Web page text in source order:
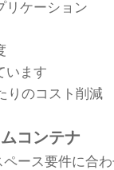
リケーション
います
りのコスト削減
コンテナ
ース要件に合